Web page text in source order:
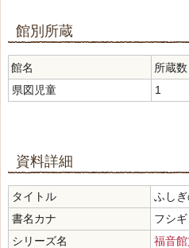
館別所蔵
館名 所蔵数
県図児童
1
資料詳細
タイトル
ふし
書名カナ
フシ
シリーズ名
福音